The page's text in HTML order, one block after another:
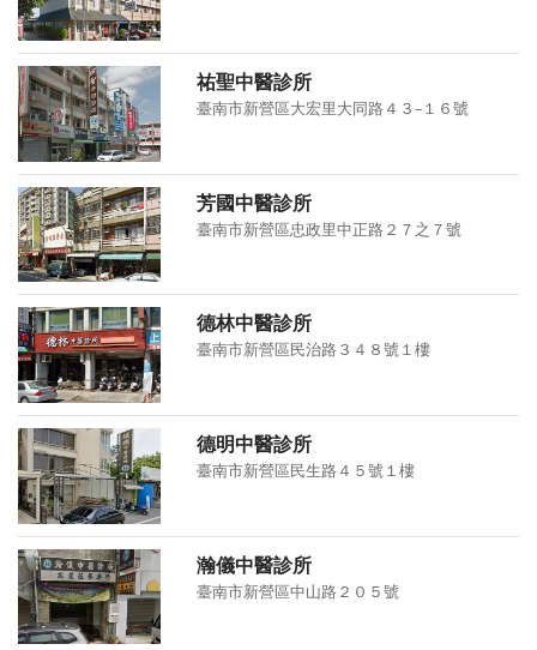
祐聖中醫診所
臺南市新營區大宏里大同路４３–１６號
芳國中醫診所
臺南市新營區忠政里中正路２７之７號
德林中醫診所
臺南市新營區民治路３４８號１樓
德明中醫診所
臺南市新營區民生路４５號１樓
瀚儀中醫診所
臺南市新營區中山路２０５號